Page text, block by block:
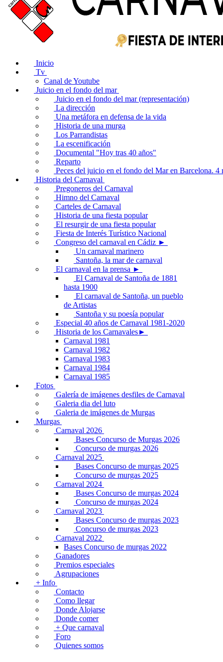
Inicio
Tv
Canal de Youtube
Juicio en el fondo del mar
Juicio en el fondo del mar (representación)
La dirección
Una metáfora en defensa de la vida
Historia de una murga
Los Parrandistas
La escenificación
Documental "Hoy tras 40 años"
Reparto
Peces del juicio en el fondo del Mar en Barcelona. 4
Historia del Carnaval
Pregoneros del Carnaval
Himno del Carnaval
Carteles de Carnaval
Historia de una fiesta popular
El resurgir de una fiesta popular
Fiesta de Interés Turístico Nacional
Congreso del carnaval en Cádiz ►
Un carnaval marinero
Santoña, la mar de carnaval
El carnaval en la prensa ►
El Carnaval de Santoña de 1881
hasta 1900
El carnaval de Santoña, un pueblo
de Artistas
Santoña y su poesía popular
Especial 40 años de Carnaval 1981-2020
Historia de los Carnavales►
Carnaval 1981
Carnaval 1982
Carnaval 1983
Carnaval 1984
Carnaval 1985
Fotos
Galería de imágenes desfiles de Carnaval
Galeria dia del luto
Galeria de imágenes de Murgas
Murgas
Carnaval 2026
Bases Concurso de Murgas 2026
Concurso de murgas 2026
Carnaval 2025
Bases Concurso de murgas 2025
Concurso de murgas 2025
Carnaval 2024
Bases Concurso de murgas 2024
Concurso de murgas 2024
Carnaval 2023
Bases Concurso de murgas 2023
Concurso de murgas 2023
Carnaval 2022
Bases Concurso de murgas 2022
Ganadores
Premios especiales
Agrupaciones
+ Info
Contacto
Como llegar
Donde Alojarse
Donde comer
+ Que carnaval
Foro
Quienes somos